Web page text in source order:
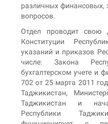
различных финансовых,
вопросов.
Отдел проводит свою
Конституции
указаний и приказов
числе: Закона
бухгалтерском учете и
702 от 25 марта 2011
Таджикистан,
Таджикистан и
Республики